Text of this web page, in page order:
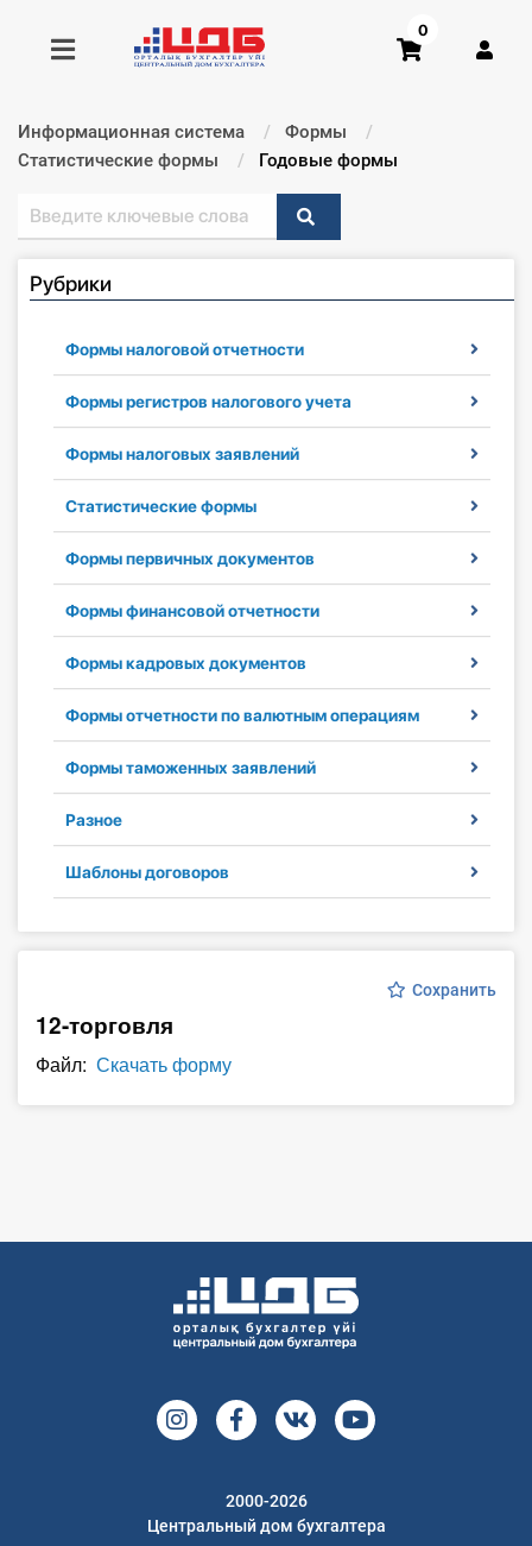
Получить консультацию
Купить доступ
Главная ИС
Формы
Консультации
Правовая база
Библиотека бухгалтера
Инструменты
Вебинары
Справочник бухгалтера
Участник ВЭД
Практика ИП
Кадры. Труд. Зарплата.
Интернет-магазин
Тестирование для
0
Информационная система
Формы
Статистические формы
Текущий:
Годовые формы
Рубрики
Формы налоговой отчетности
Формы регистров налогового учета
Формы налоговых заявлений
Статистические формы
Формы первичных документов
Формы финансовой отчетности
Формы кадровых документов
Формы отчетности по валютным операциям
Формы таможенных заявлений
Разное
Шаблоны договоров
Сохранить
12-торговля
Файл: Скачать форму
2000-2026
Центральный дом бухгалтера